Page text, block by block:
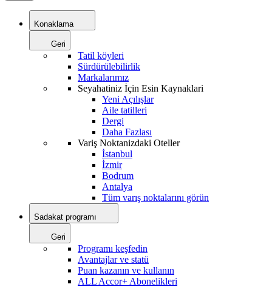
Konaklama
Geri
Tatil köyleri
Sürdürülebilirlik
Markalarımız
Seyahatiniz İçin Esin Kaynaklari
Yeni Açılışlar
Aile tatilleri
Dergi
Daha Fazlası
Variş Noktanizdaki Oteller
İstanbul
İzmir
Bodrum
Antalya
Tüm varış noktalarını görün
Sadakat programı
Geri
Programı keşfedin
Avantajlar ve statü
Puan kazanın ve kullanın
ALL Accor+ Abonelikleri